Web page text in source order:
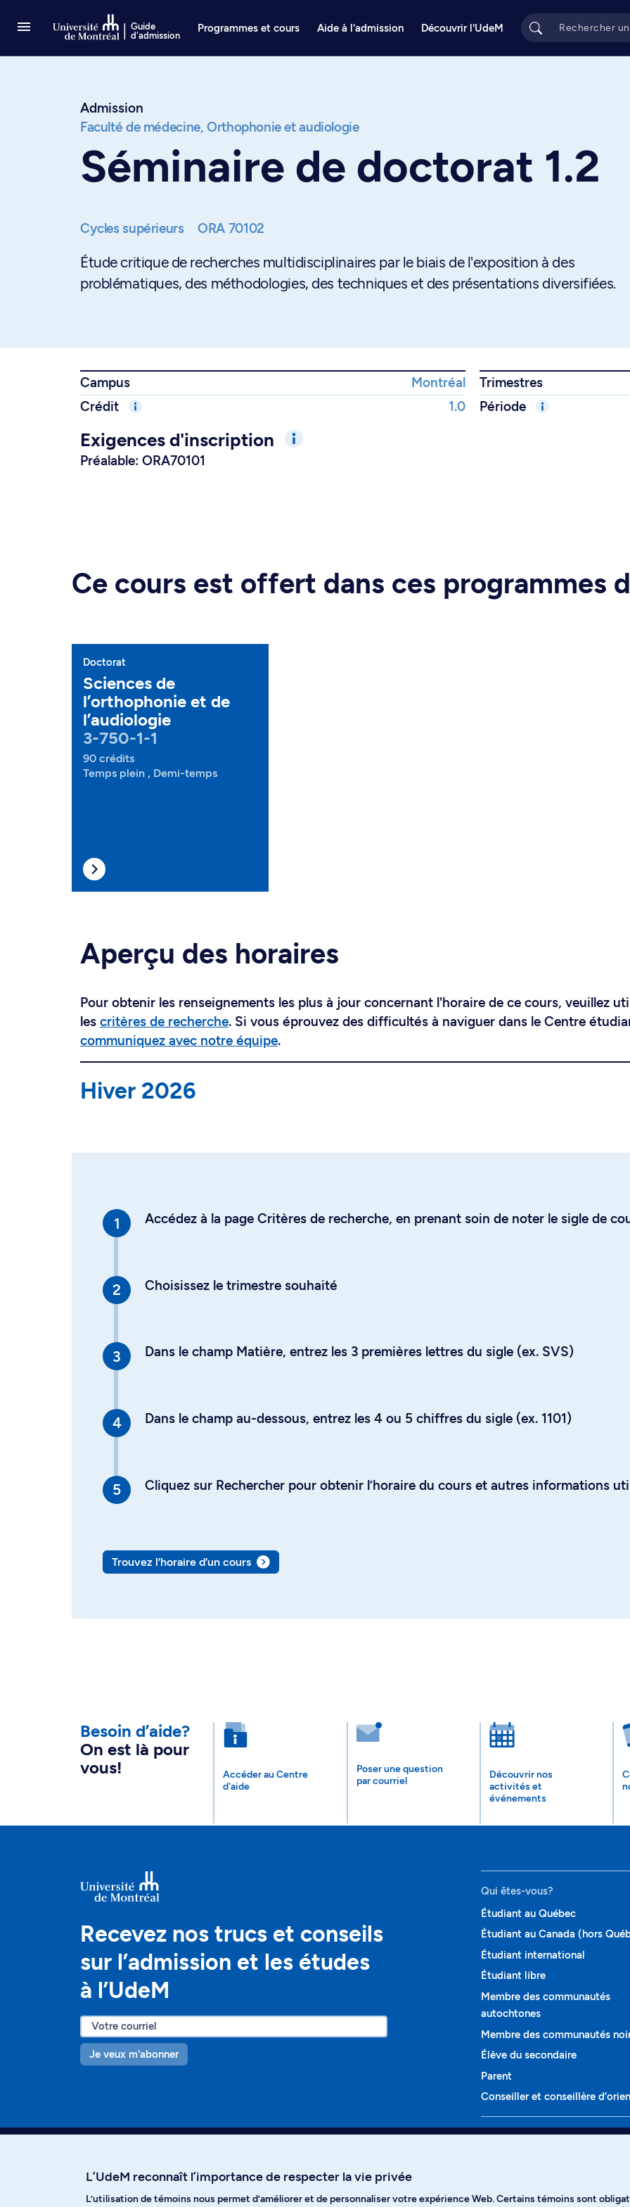
Guide
d'admission
Programmes et cours Aide à l'admission Découvrir l'UdeM
Admission
Faculté de médecine, Orthophonie et audiologie
Séminaire de doctorat 1.2
Cycles supérieurs ORA 70102
Étude critique de recherches multidisciplinaires par le biais de l'exposition à des
problématiques, des méthodologies, des techniques et des présentations diversifiées.
Campus Montréal
Trimestres
Crédit
1.0 Période
Exigences d'inscription
Préalable: ORA70101
Ce cours est offert dans ces programmes
Doctorat
Sciences de
l’orthophonie et de
l’audiologie
3-750-1-1
90 crédits
Temps plein , Demi-temps
Aperçu des horaires
Pour obtenir les renseignements les plus à jour concernant l'horaire de ce cours, veuillez
les critères de recherche. Si vous éprouvez des difficultés à naviguer dans le Centre
communiquez avec notre équipe.
Hiver 2026
Accédez à la page Critères de recherche, en prenant soin de noter le sigle de
Choisissez le trimestre souhaité
Dans le champ Matière, entrez les 3 premières lettres du sigle (ex. SVS)
Dans le champ au-dessous, entrez les 4 ou 5 chiffres du sigle (ex. 1101)
Cliquez sur Rechercher pour obtenir l’horaire du cours et autres informations
Trouvez l’horaire d’un cours
Besoin d’aide?
On est là pour
vous!
Accéder au Centre
d'aide
Poser une question
par courriel
Découvrir nos
activités et
événements
Recevez nos trucs et conseils
sur l’admission et les études
à l’UdeM
Je veux m'abonner
Qui êtes-vous?
Étudiant au Québec
Étudiant au Canada (hors
Étudiant international
Étudiant libre
Membre des communautés
autochtones
Membre des communautés
Élève du secondaire
Parent
Conseiller et conseillère
Programmes et cours
L’UdeM reconnaît l’importance de respecter la vie privée
L’utilisation de témoins nous permet d’améliorer et de personnaliser votre expérience Web. Certains témoins sont